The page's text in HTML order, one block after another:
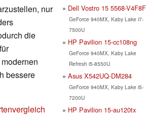
nur
die
bessere
Dell Vostro 15 5568-V4F8F
GeForce 940MX, Kaby Lake i7-
7500U
HP Pavilion 15-cc108ng
GeForce 940MX, Kaby Lake
Refresh i5-8550U
Asus X542UQ-DM284
GeForce 940MX, Kaby Lake i5-
7200U
HP Pavilion 15-au120tx